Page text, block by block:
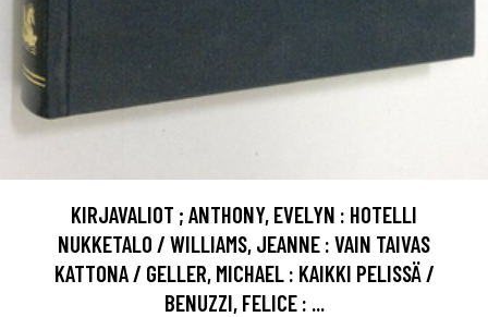
KIRJAVALIOT ; ANTHONY, EVELYN : HOTELLI
NUKKETALO / WILLIAMS, JEANNE : VAIN TAIVAS
KATTONA / GELLER, MICHAEL : KAIKKI PELISSÄ /
BENUZZI, FELICE : ...